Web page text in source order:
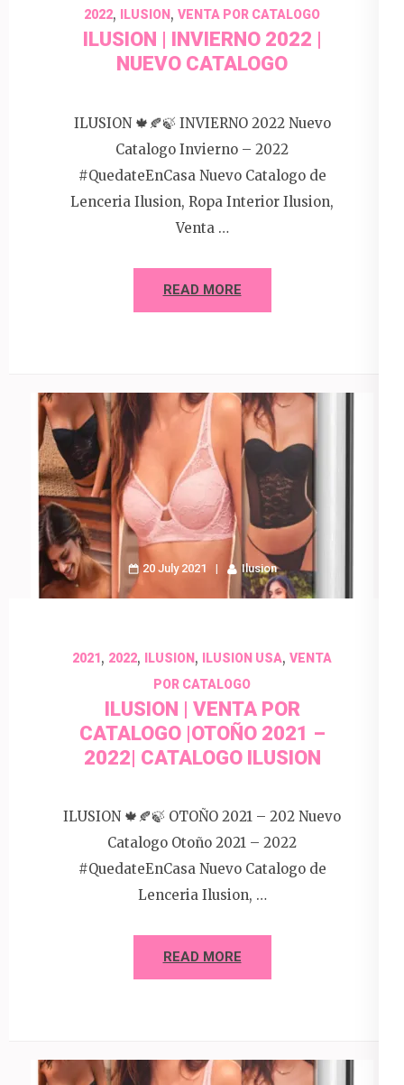
2022, ILUSION , VENTA POR CATALOGO
ILUSION | INVIERNO 2022 |
NUEVO CATALOGO
ILUSION 🍁🍂🍃 INVIERNO 2022 Nuevo
Catalogo Invierno – 2022
#QuedateEnCasa Nuevo Catalogo de
Lenceria Ilusion, Ropa Interior Ilusion,
Venta …
READ MORE
20 July 2021 Ilusion
2021, 2022, ILUSION, ILUSION USA, VENTA
POR CATALOGO
ILUSION | VENTA POR
CATALOGO |OTOÑO 2021 –
2022| CATALOGO ILUSION
ILUSION 🍁🍂🍃 OTOÑO 2021 – 202 Nuevo
Catalogo Otoño 2021 – 2022
#QuedateEnCasa Nuevo Catalogo de
Lenceria Ilusion, …
READ MORE